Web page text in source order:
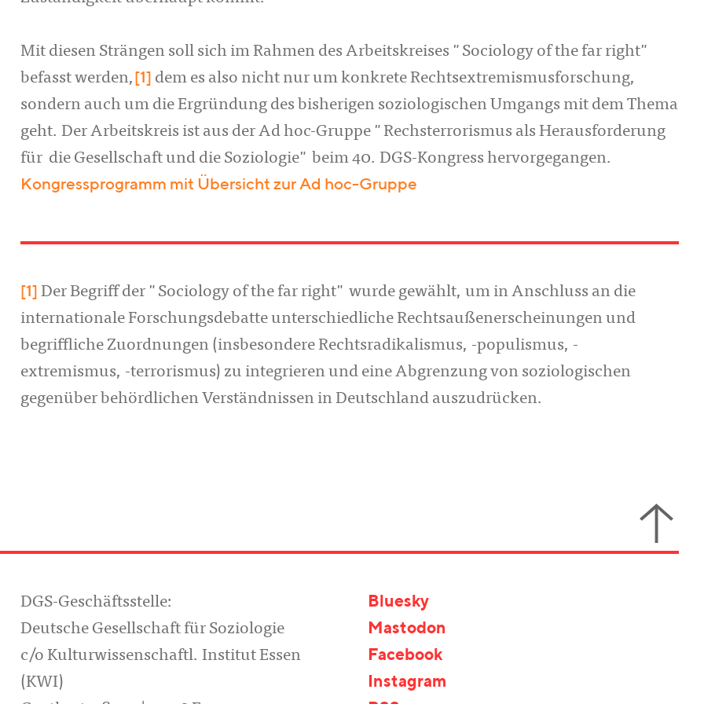
Mit diesen Strängen soll sich im Rahmen des Arbeitskreises "Sociology of the far right"
befasst werden, [1] dem es also nicht nur um konkrete Rechtsextremismusforschung,
sondern auch um die Ergründung des bisherigen soziologischen Umgangs mit dem Thema
geht. Der Arbeitskreis ist aus der Ad hoc-Gruppe "Rechsterrorismus als Herausforderung
für die Gesellschaft und die Soziologie" beim 40. DGS-Kongress hervorgegangen.
Kongressprogramm mit Übersicht zur Ad hoc-Gruppe
[1] Der Begriff der "Sociology of the far right" wurde gewählt, um in Anschluss an die
internationale Forschungsdebatte unterschiedliche Rechtsaußenerscheinungen und
begriffliche Zuordnungen (insbesondere Rechtsradikalismus, -populismus, -
extremismus, -terrorismus) zu integrieren und eine Abgrenzung von soziologischen
gegenüber behördlichen Verständnissen in Deutschland auszudrücken.
DGS-Geschäftsstelle:
Deutsche Gesellschaft für Soziologie
c/o Kulturwissenschaftl. Institut Essen
(KWI)
Bluesky
Mastodon
Facebook
Instagram